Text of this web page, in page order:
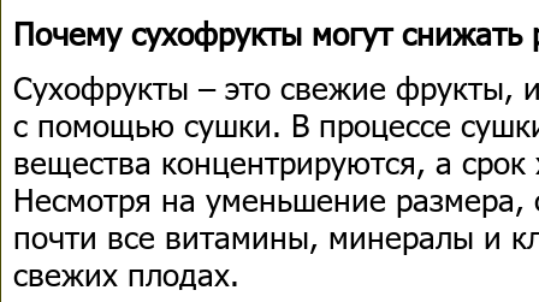
Почему сухофрукты могут снижать
Сухофрукты – это свежие фрукты,
с помощью сушки. В процессе
вещества концентрируются, а
Несмотря на уменьшение размера,
почти все витамины, минералы и
свежих плодах.